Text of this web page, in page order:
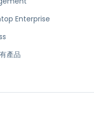
Enterprise
產品